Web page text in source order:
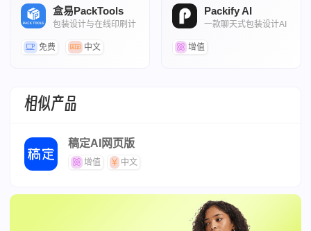
盒易PackTools
包装设计与在线印刷计
免费
中文
Packify AI
一款聊天式包装设计AI
增值
相似产品
稿定AI网页版
增值 中文